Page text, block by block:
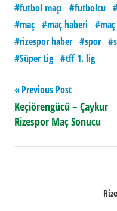
futbol maçı
futbolcu
maç
maç haberi
rizespor haber
spor
Süper Lig
tff 1. lig
Yazı
gezinmesi
Previous Post
Keçiörengücü – Çaykur
Rizespor Maç Sonucu